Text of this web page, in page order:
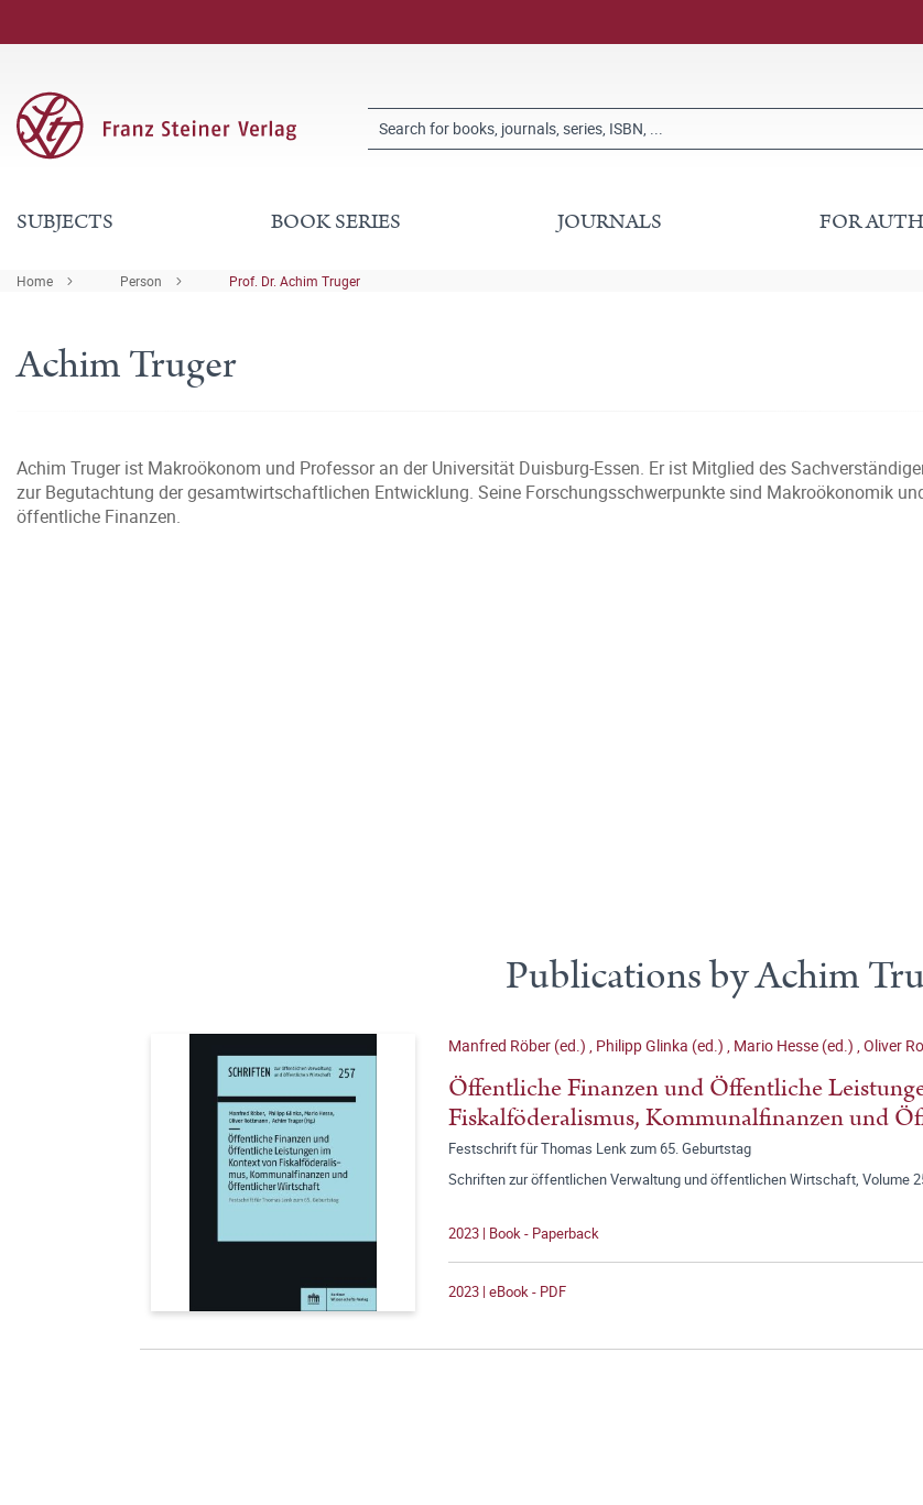
SUBJECTS BOOK SERIES JOURNALS FOR
Home Person Prof. Dr. Achim Truger
Achim Truger
Achim Truger ist Makroökonom und Professor an der Universität Duisburg-Essen. Er ist Mitglied des
zur Begutachtung der gesamtwirtschaftlichen Entwicklung. Seine Forschungsschwerpunkte sind Makroökonomik
öffentliche Finanzen.
Publications by Achim
Manfred Röber (ed.) , Philipp Glinka (ed.) , Mario Hesse (ed.) ,Oliver
Öffentliche Finanzen und Öffentliche
Fiskalföderalismus, Kommunalfinanzen und
Festschrift für Thomas Lenk zum 65. Geburtstag
Schriften zur öffentlichen Verwaltung und öffentlichen Wirtschaft, Volume
2023 | Book - Paperback
2023 | eBook - PDF